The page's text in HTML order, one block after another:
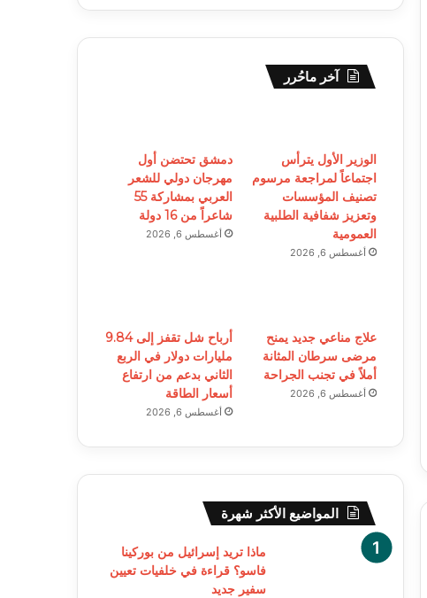
آخر ماحُرر
الوزير الأول يترأس
اجتماعاً لمراجعة مرسوم
تصنيف المؤسسات
وتعزيز شفافية الطلبية
العمومية
أغسطس 6, 2026
دمشق تحتضن أول
مهرجان دولي للشعر
العربي بمشاركة 55
شاعراً من 16 دولة
أغسطس 6, 2026
علاج مناعي جديد يمنح
مرضى سرطان المثانة
أملاً في تجنب الجراحة
أغسطس 6, 2026
أرباح شل تقفز إلى 9.84
مليارات دولار في الربع
الثاني بدعم من ارتفاع
أسعار الطاقة
أغسطس 6, 2026
المواضيع الأكثر شهرة
ماذا تريد إسرائيل من بوركينا
فاسو؟ قراءة في خلفيات تعيين
سفير جديد